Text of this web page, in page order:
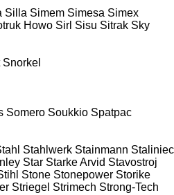
Silla Simem Simesa Simex
Howo Sirl Sisu Sitrak Sky
Snorkel
Somero Soukkio Spatpac
Stahlwerk Stainmann Staliniec
Star Starke Arvid Stavostroj
Stone Stonepower Storike
Striegel Strimech Strong-Tech